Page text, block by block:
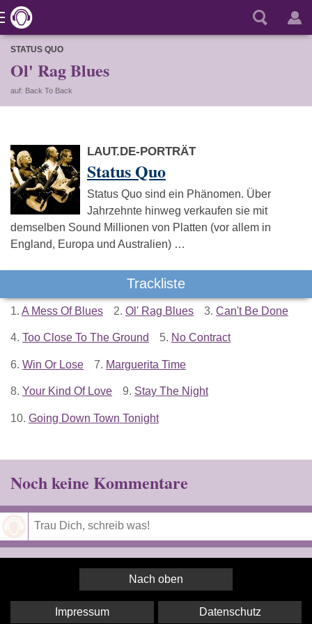
STATUS QUO
Ol' Rag Blues
auf: Back To Back
LAUT.DE-PORTRÄT
Status Quo
Status Quo sind ein Phänomen. Über
Jahrzehnte hinweg verkaufen sie mit
demselben Sound Millionen von Platten (vor allem in
England, Europa und Australien) …
Trackliste
1. A Mess Of Blues 2. Ol' Rag Blues 3. Can't Be Done
4. Too Close To The Ground 5. No Contract
6. Win Or Lose 7. Marguerita Time
8. Your Kind Of Love 9. Stay The Night
10. Going Down Town Tonight
Noch keine Kommentare
Nach oben
Impressum Datenschutz